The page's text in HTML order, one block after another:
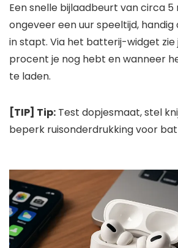
Een snelle bijlaadbeurt van circa
ongeveer een uur speeltijd,
in stapt. Via het batterij-widget zie
procent je nog hebt en wanneer
te laden.
[TIP] Tip: Test dopjesmaat, stel
beperk ruisonderdrukking voor